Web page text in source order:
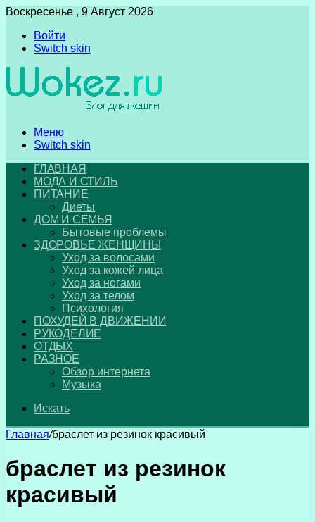
Воскресенье , 9 Август 2026
Войти
Switch skin
Меню
Switch skin
ГЛАВНАЯ
МОДА И СТИЛЬ
ПИТАНИЕ
Диеты
ДОМ И СЕМЬЯ
Бытовые проблемы
ЗДОРОВЬЕ ЖЕНЩИНЫ
Уход за волосами
Уход за кожей лица
Уход за ногами
Уход за телом
Психология
ПОХУДЕЙ В ДВИЖЕНИИ
РУКОДЕЛИЕ
ОТДЫХ
РАЗНОЕ
Обзор интернета
Музыка
Искать
Главная/браслет из резинок красивый
браслет из резинок
красивый